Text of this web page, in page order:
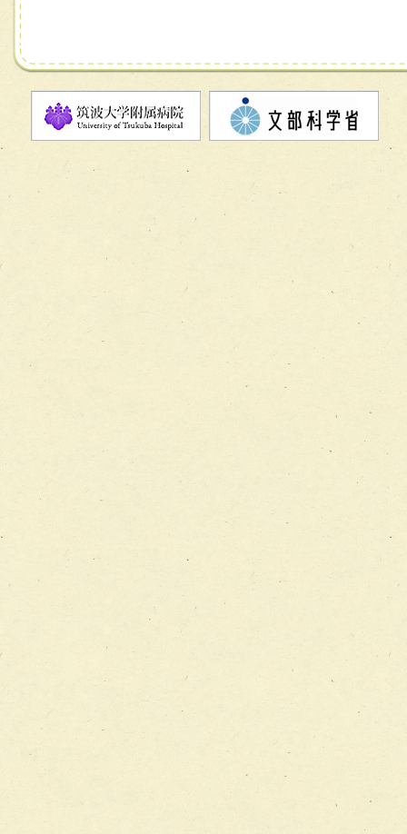
チーム08【地域関係機関と連携した小児リハビリテーショ
チーム09【術前から始める周術期リハビリテーションチー
チーム10【包括的リハビリテーションコンサルテーション
チーム11【摂食・嚥下サポートチーム】